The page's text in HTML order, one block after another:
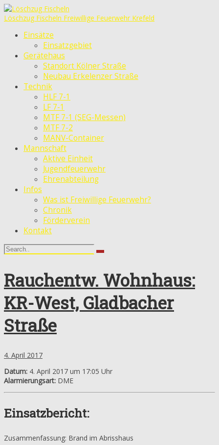
Löschzug Fischeln Freiwillige Feuerwehr Krefeld
Einsätze
Einsatzgebiet
Gerätehaus
Standort Kölner Straße
Neubau Erkelenzer Straße
Technik
HLF 7-1
LF 7-1
MTF 7-1 (SEG-Messen)
MTF 7-2
MANV-Container
Mannschaft
Aktive Einheit
Jugendfeuerwehr
Ehrenabteilung
Infos
Was ist Freiwillige Feuerwehr?
Chronik
Förderverein
Kontakt
Rauchentw. Wohnhaus:
KR-West, Gladbacher
Straße
4. April 2017
Datum: 4. April 2017 um 17:05 Uhr
Alarmierungsart: DME
Einsatzbericht:
Zusammenfassung: Brand im Abrisshaus